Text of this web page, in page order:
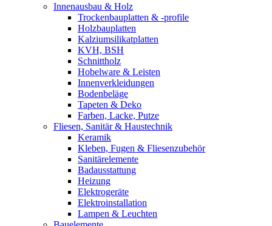
Innenausbau & Holz
Trockenbauplatten & -profile
Holzbauplatten
Kalziumsilikatplatten
KVH, BSH
Schnittholz
Hobelware & Leisten
Innenverkleidungen
Bodenbeläge
Tapeten & Deko
Farben, Lacke, Putze
Fliesen, Sanitär & Haustechnik
Keramik
Kleben, Fugen & Fliesenzubehör
Sanitärelemente
Badausstattung
Heizung
Elektrogeräte
Elektroinstallation
Lampen & Leuchten